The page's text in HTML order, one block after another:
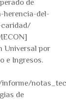
de
del-
caridad/
Universal por
e Ingresos.
de